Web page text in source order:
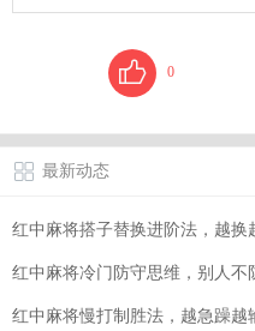
0
最新动态
红中麻将搭子替换进阶法，越换
红中麻将冷门防守思维，别人不
红中麻将慢打制胜法，越急躁越